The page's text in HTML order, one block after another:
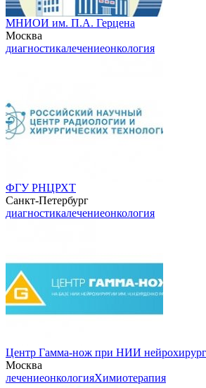
МНИОИ им. П.А. Герцена
Москва
диагностикалечениеонкология
ФГУ РНЦРХТ
Санкт-Петербург
диагностикалечениеонкология
Центр Гамма-нож при НИИ
Москва
лечениеонкологияХимиотерапия